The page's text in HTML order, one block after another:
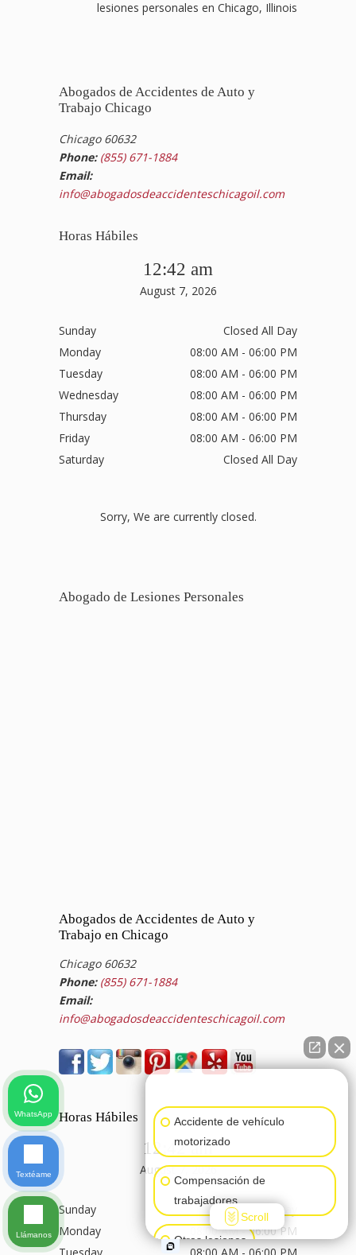
lesiones personales en Chicago, Illinois
Abogados de Accidentes de Auto y
Trabajo Chicago
Chicago 60632
Phone: (855) 671-1884
Email:
info@abogadosdeaccidenteschicagoil.com
Horas Hábiles
12:42 am
August 7, 2026
Sunday
Closed All Day
Monday
08:00 AM - 06:00 PM
Tuesday
08:00 AM - 06:00 PM
Wednesday
08:00 AM - 06:00 PM
Thursday
08:00 AM - 06:00 PM
Friday
08:00 AM - 06:00 PM
Saturday
Closed All Day
Sorry, We are currently closed.
Abogado de Lesiones Personales
Abogados de Accidentes de Auto y
Trabajo en Chicago
Chicago 60632
Phone: (855) 671-1884
Email:
info@abogadosdeaccidenteschicagoil.com
Horas Hábiles
12:42 am
August 7, 2026
Sunday
Closed All Day
Monday
08:00 AM - 06:00 PM
Accidente de vehículo
motorizado
Compensación de
trabajadores
Otras lesiones
Scroll
WhatsApp
Textéame
Llámanos